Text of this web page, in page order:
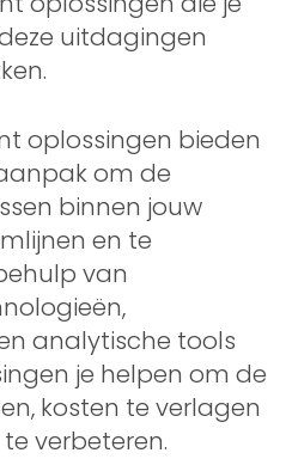
uitdagingen
oplossingen bieden
om de
binnen jouw
en te
van
analytische tools
je helpen om de
kosten te verlagen
verbeteren.